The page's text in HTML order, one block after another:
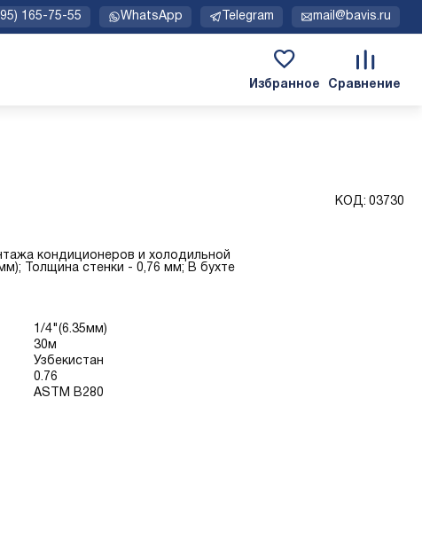
165-75-55 WhatsApp Telegram mail@bavis.ru
КОД: 03730
кондиционеров и холодильной
Толщина стенки - 0,76 мм; В бухте
1/4"(6.35мм)
30м
Узбекистан
0.76
ASTM B280